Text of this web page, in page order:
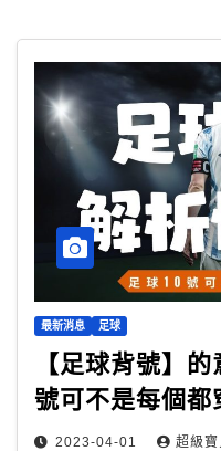
最新消息 足球
【足球背號】
號可不是每個都
2023-04-01 超級